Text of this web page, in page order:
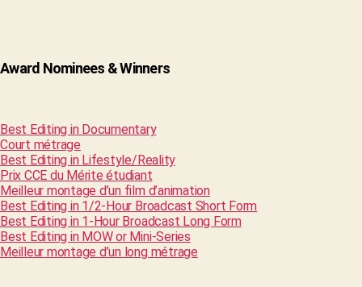
Award Nominees & Winners
Best Editing in Documentary
Court métrage
Best Editing in Lifestyle/Reality
Prix CCE du Mérite étudiant
Meilleur montage d’un film d’animation
Best Editing in 1/2-Hour Broadcast Short Form
Best Editing in 1-Hour Broadcast Long Form
Best Editing in MOW or Mini-Series
Meilleur montage d’un long métrage